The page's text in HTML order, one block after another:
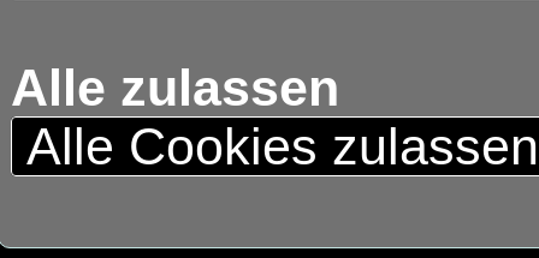
Alle zulassen
Alle Cookies